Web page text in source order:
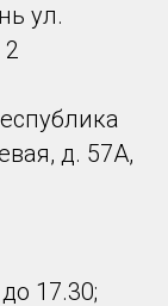
ул.
д. 57А,
17.30;